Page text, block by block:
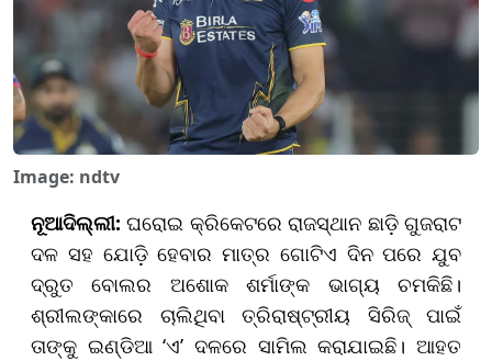
Image: ndtv
ନୂଆଦିଲ୍ଲୀ: ଘରୋଇ କ୍ରିକେଟରେ ରାଜସ୍ଥାନ ଛାଡ଼ି ଗୁଜରାଟ
ଦଳ ସହ ଯୋଡ଼ି ହେବାର ମାତ୍ର ଗୋଟିଏ ଦିନ ପରେ ଯୁବ
ଦ୍ରୁତ ବୋଲର ଅଶୋକ ଶର୍ମାଙ୍କ ଭାଗ୍ୟ ଚମକିଛି।
ଶ୍ରୀଲଙ୍କାରେ ଚାଲିଥିବା ତ୍ରିରାଷ୍ଟ୍ରୀୟ ସିରିଜ୍ ପାଇଁ
ତାଙ୍କୁ ଇଣ୍ଡିଆ ‘ଏ’ ଦଳରେ ସାମିଲ କରାଯାଇଛି। ଆହତ